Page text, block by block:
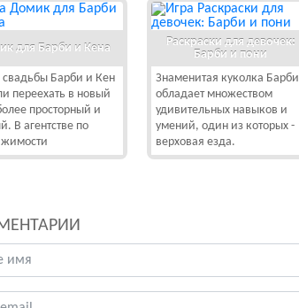
для Барби и Кена
свадьбы Барби и Кен
переехать в новый
просторный и
В агентстве по
Раскраски для девочек:
Барби и пони
Знаменитая куколка Барби
обладает множеством
удивительных навыков и
умений, один из которых -
верховая езда.